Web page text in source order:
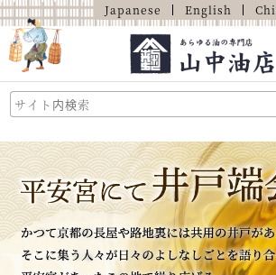
Japanese English
山中油店的介紹
關於油的那些事
商品介紹
店鋪介紹
網上商店